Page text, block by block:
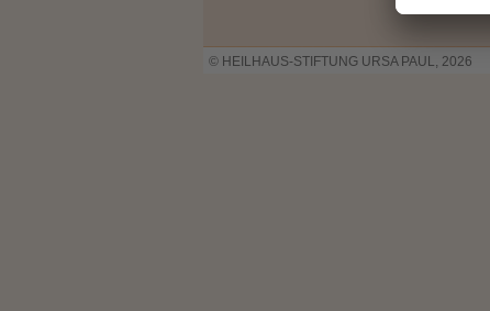
© HEILHAUS-STIFTUNG URSA PAUL, 2026